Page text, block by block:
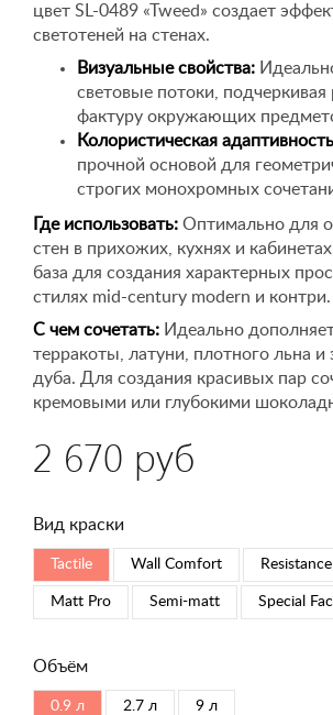
цвет SL-0489 «Tweed» создает
светотеней на стенах.
Визуальные свойства:
световые потоки, подчеркивая
фактуру окружающих
Колористическая
прочной основой для
строгих монохромных
Где использовать: Оптимально для
стен в прихожих, кухнях и
база для создания характерных
стилях mid-century modern и контри.
С чем сочетать: Идеально
терракоты, латуни, плотного льна и
дуба. Для создания красивых пар
кремовыми или глубокими
2 670 руб
Вид краски
Tactile Wall Comfort
Matt Pro Semi-matt Special
Объём
0.9 л 2.7 л 9 л